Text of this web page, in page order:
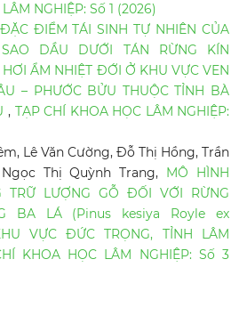
NGHIỆP: Số 1 (2026)
ĐẶC ĐIỂM TÁI SINH TỰ NHIÊN CỦA
DẦU DƯỚI TÁN RỪNG KÍN
ẨM NHIỆT ĐỚI Ở KHU VỰC VEN
– PHƯỚC BỬU THUỘC TỈNH BÀ
, TẠP CHÍ KHOA HỌC LÂM NGHIỆP:
Lê Văn Cường, Đỗ Thị Hồng, Trần
Thị Quỳnh Trang, MÔ HÌNH
TRỮ LƯỢNG GỖ ĐỐI VỚI RỪNG
BA LÁ (Pinus kesiya Royle ex
VỰC ĐỨC TRỌNG, TỈNH LÂM
KHOA HỌC LÂM NGHIỆP: Số 3